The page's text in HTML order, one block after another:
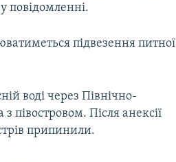
повідомленні.
підвезення питної
воді через Північно-
півостровом. Після анексії
припинили.